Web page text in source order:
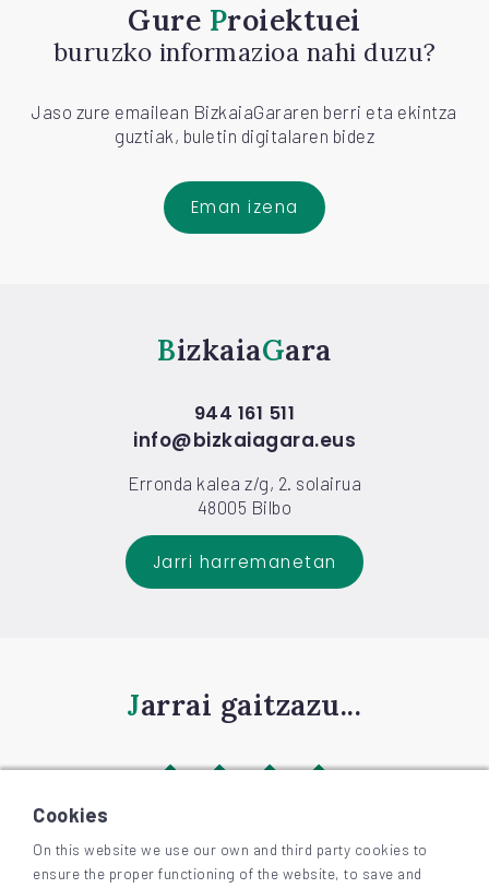
Gure Proiektuei
buruzko informazioa nahi duzu?
Jaso zure emailean BizkaiaGararen berri eta ekintza
guztiak, buletin digitalaren bidez
Eman izena
Bizkaia Gara
944 161 511
info@bizkaiagara.eus
Erronda kalea z/g, 2. solairua
48005 Bilbo
Jarri harremanetan
Jarrai gaitzazu...
©2026 BIZKAIAGARA
Cookies
On this website we use our own and third party cookies to
ensure the proper functioning of the website, to save and